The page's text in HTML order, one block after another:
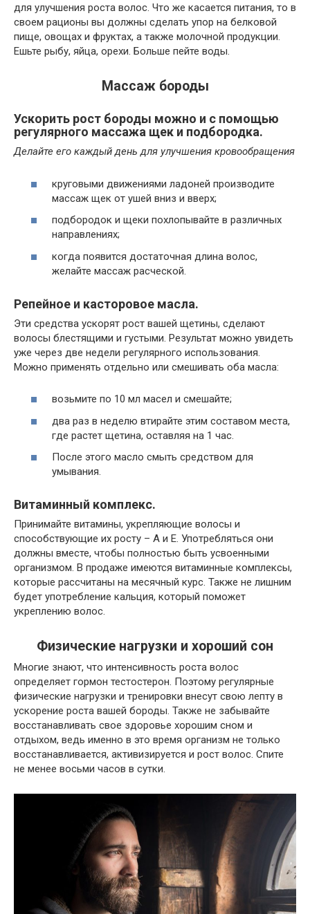
для улучшения роста волос. Что же касается питания, то в
своем рационы вы должны сделать упор на белковой
пище, овощах и фруктах, а также молочной продукции.
Ешьте рыбу, яйца, орехи. Больше пейте воды.
Массаж бороды
Ускорить рост бороды можно и с помощью
регулярного массажа щек и подбородка.
Делайте его каждый день для улучшения кровообращения
круговыми движениями ладоней производите
массаж щек от ушей вниз и вверх;
подбородок и щеки похлопывайте в различных
направлениях;
когда появится достаточная длина волос,
желайте массаж расческой.
Репейное и касторовое масла.
Эти средства ускорят рост вашей щетины, сделают
волосы блестящими и густыми. Результат можно увидеть
уже через две недели регулярного использования.
Можно применять отдельно или смешивать оба масла:
возьмите по 10 мл масел и смешайте;
два раз в неделю втирайте этим составом места,
где растет щетина, оставляя на 1 час.
После этого масло смыть средством для
умывания.
Витаминный комплекс.
Принимайте витамины, укрепляющие волосы и
способствующие их росту – А и Е. Употребляться они
должны вместе, чтобы полностью быть усвоенными
организмом. В продаже имеются витаминные комплексы,
которые рассчитаны на месячный курс. Также не лишним
будет употребление кальция, который поможет
укреплению волос.
Физические нагрузки и хороший сон
Многие знают, что интенсивность роста волос
определяет гормон тестостерон. Поэтому регулярные
физические нагрузки и тренировки внесут свою лепту в
ускорение роста вашей бороды. Также не забывайте
восстанавливать свое здоровье хорошим сном и
отдыхом, ведь именно в это время организм не только
восстанавливается, активизируется и рост волос. Спите
не менее восьми часов в сутки.